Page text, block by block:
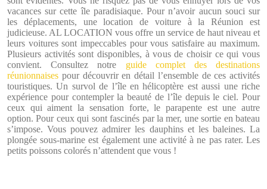
vacances sur cette île paradisiaque. Pour n’avoir aucun souci sur
les déplacements, une location de voiture à la Réunion est
judicieuse. AL LOCATION vous offre un service de haut niveau et
leurs voitures sont impeccables pour vous satisfaire au maximum.
Plusieurs activités sont disponibles, à vous de choisir ce qui vous
convient. Consultez notre guide complet des destinations
réunionnaises pour découvrir en détail l’ensemble de ces activités
touristiques. Un survol de l’île en hélicoptère est aussi une riche
expérience pour contempler la beauté de l’île depuis le ciel. Pour
ceux qui aiment la sensation forte, le parapente est une autre
option. Pour ceux qui sont fascinés par la mer, une sortie en bateau
s’impose. Vous pouvez admirer les dauphins et les baleines. La
plongée sous-marine est également une activité à ne pas rater. Les
petits poissons colorés n’attendent que vous !